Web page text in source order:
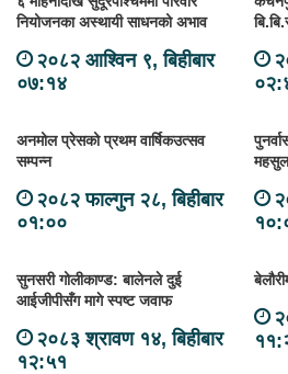
नियोजनका अस्थायी साधनको अभाव
२०८२ आश्विन ९, बिहीबार
०७:१४
अनमोल प्रेसको प्रथम वार्षिकउत्सव
सम्पन्न
२०८२ फाल्गुन २८, बिहीबार
०१:००
सुनसरी गोलीकाण्ड: बालेनले दुई
आईजीपीसँग मागे स्पष्ट जवाफ
२०८३ श्रावण १४, बिहीबार
१२:५१